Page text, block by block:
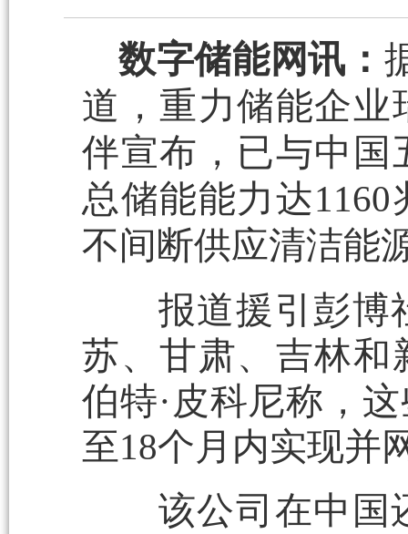
数字储能网讯：
道，重力储能企业
伴宣布，已与中国
总储能能力达
不间断供应清洁能
报道援引彭博社
苏、甘肃、吉林和
伯特·皮科尼称，
至18个月内实现并
该公司在中国还